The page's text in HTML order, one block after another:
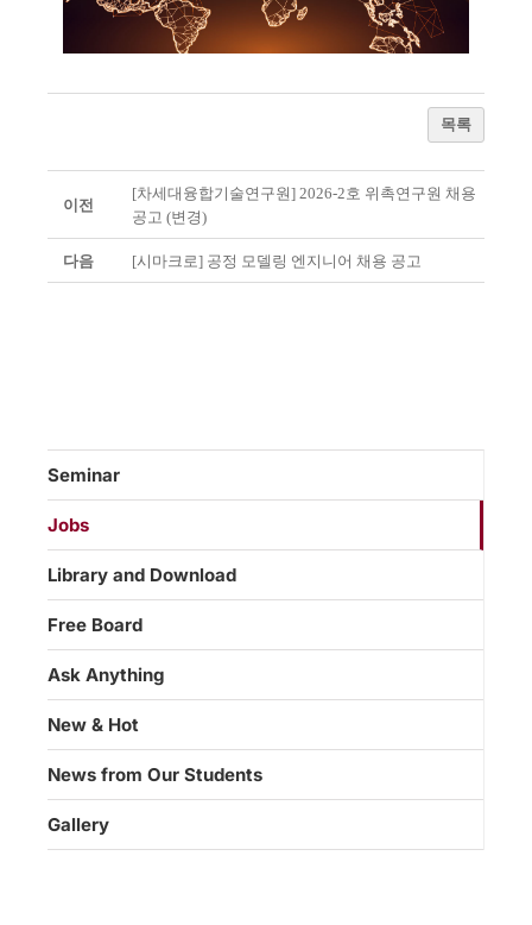
목록
이전
[차세대융합기술연구원] 2026-2호 위촉연구원 채용
공고 (변경)
다음 [시마크로] 공정 모델링 엔지니어 채용 공고
Seminar
Jobs
Library and Download
Free Board
Ask Anything
New & Hot
News from Our Students
Gallery